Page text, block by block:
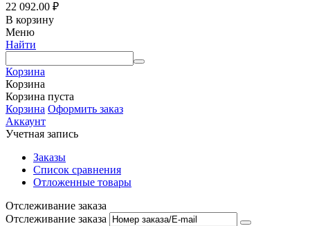
22 092.00 ₽
В корзину
Меню
Найти
Корзина
Корзина
Корзина пуста
Корзина Оформить заказ
Аккаунт
Учетная запись
Заказы
Список сравнения
Отложенные товары
Отслеживание заказа
Отслеживание заказа